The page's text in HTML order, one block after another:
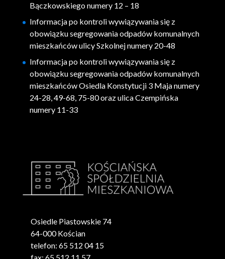
Bączkowskiego numery 12 – 18
Informacja po kontroli wywiązywania się z
obowiązku segregowania odpadów komunalnych
mieszkańców ulicy Szkolnej numery 20-48
Informacja po kontroli wywiązywania się z
obowiązku segregowania odpadów komunalnych
mieszkańców Osiedla Konstytucji 3 Maja numery
24-28, 49-68, 75-80 oraz ulica Czempińska
numery 11-33
Osiedle Piastowskie 74
64-000 Kościan
telefon: 65 512 04 15
fax: 65 512 11 57